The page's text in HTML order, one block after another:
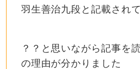
羽生善治九段と記載され
？？と思いながら記事を
の理由が分かりました